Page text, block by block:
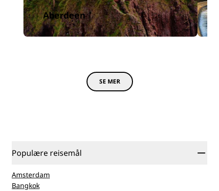
Aberdeen
SE MER
Populære reisemål
Amsterdam
Bangkok